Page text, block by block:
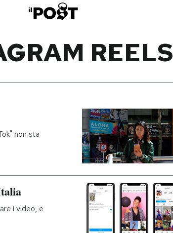
REELS
non sta
i video, e